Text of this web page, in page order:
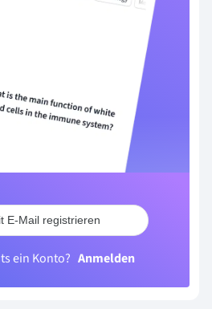
E-Mail registrieren
ein Konto? Anmelden